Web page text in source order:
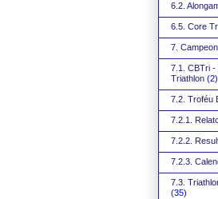
6.2.
6.5. Core
7.
7.1. CBTri -
Triathlon (2)
7.2. Troféu
7.2.1.
7.2.2.
7.2.3.
7.3.
(35)